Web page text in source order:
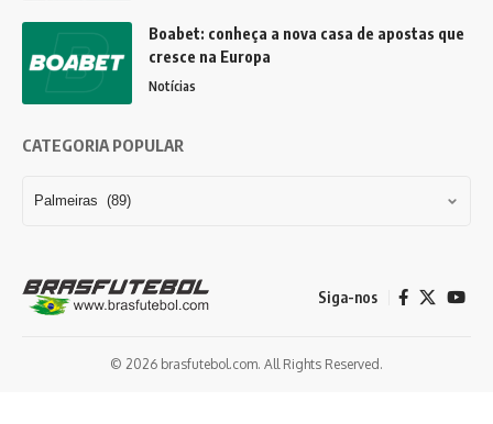
Boabet: conheça a nova casa de apostas que
cresce na Europa
Notícias
CATEGORIA POPULAR
Siga-nos
© 2026 brasfutebol.com. All Rights Reserved.